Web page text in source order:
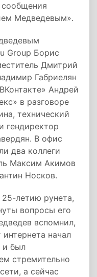
сообщения
Медведевым».
Group Борис
Дмитрий
Габриелян
Андрей
в разговоре
технический
гендиректор
В офис
два коллеги
Максим Акимов
Носков.
летию рунета,
вопросы его
вспомнил,
начал
и был
стремительно
а сейчас